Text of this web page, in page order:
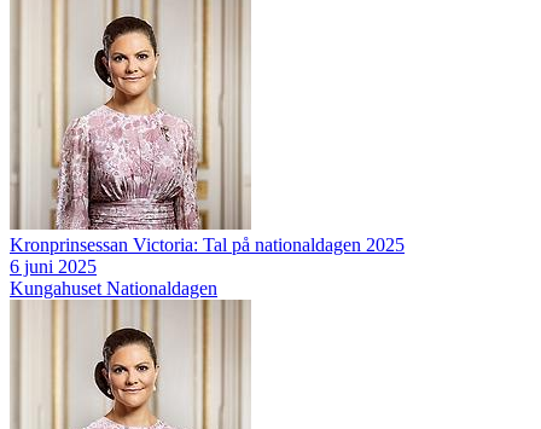
Kronprinsessan Victoria: Tal på nationaldagen 2025
6 juni 2025
Kungahuset Nationaldagen